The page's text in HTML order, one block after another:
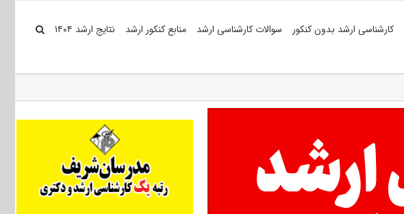
کارشناسی ارشد بدون کنکور سوالات کارشناسی ارشد منابع کنکور ارشد نتایج ارشد ۱۴۰۴